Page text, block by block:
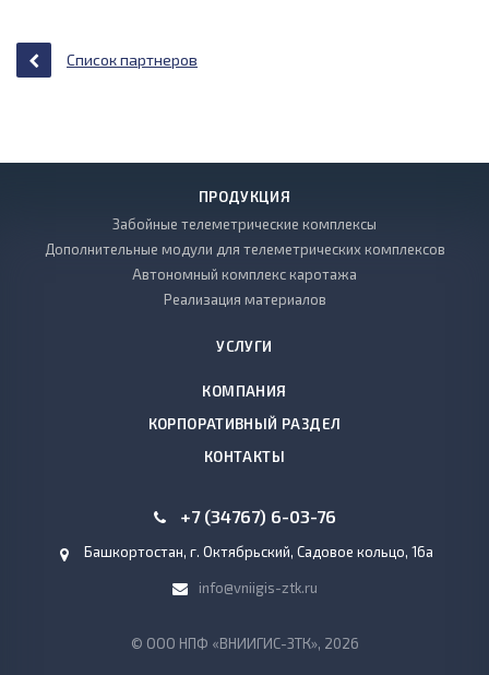
Список партнеров
ПРОДУКЦИЯ
Забойные телеметрические комплексы
Дополнительные модули для телеметрических комплексов
Автономный комплекс каротажа
Реализация материалов
УСЛУГИ
КОМПАНИЯ
КОРПОРАТИВНЫЙ РАЗДЕЛ
КОНТАКТЫ
+7 (34767) 6-03-76
Башкортостан, г. Октябрьский, Садовое кольцо, 16а
info@vniigis-ztk.ru
© ООО НПФ «ВНИИГИС-ЗТК», 2026